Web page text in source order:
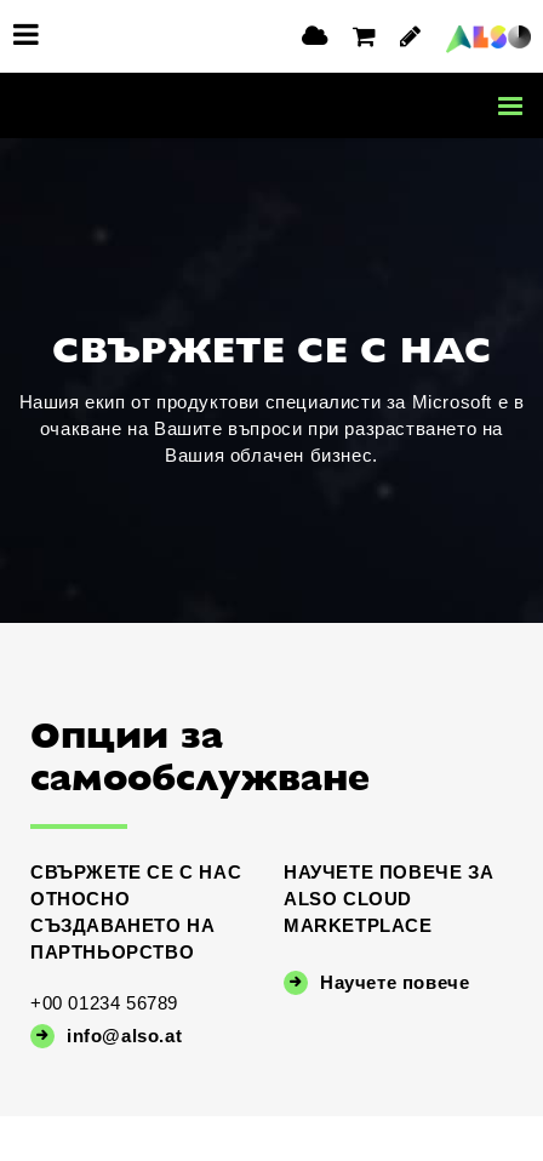
СВЪРЖЕТЕ СЕ С НАС
Нашия екип от продуктови специалисти за Microsoft е в
очакване на Вашите въпроси при разрастването на
Вашия облачен бизнес.
Опции за
самообслужване
СВЪРЖЕТЕ СЕ С НАС
ОТНОСНО
СЪЗДАВАНЕТО НА
ПАРТНЬОРСТВО
+00 01234 56789
info@also.at
НАУЧЕТЕ ПОВЕЧЕ ЗА
ALSO CLOUD
MARKETPLACE
Научете повече